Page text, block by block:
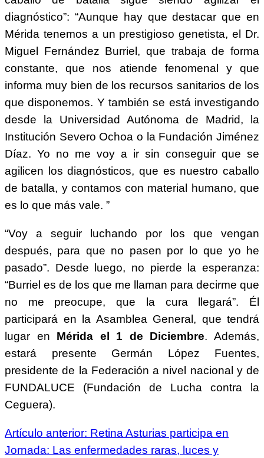
diagnóstico”: “Aunque hay que destacar que en
Mérida tenemos a un prestigioso genetista, el Dr.
Miguel Fernández Burriel, que trabaja de forma
constante, que nos atiende fenomenal y que
informa muy bien de los recursos sanitarios de los
que disponemos. Y también se está investigando
desde la Universidad Autónoma de Madrid, la
Institución Severo Ochoa o la Fundación Jiménez
Díaz. Yo no me voy a ir sin conseguir que se
agilicen los diagnósticos, que es nuestro caballo
de batalla, y contamos con material humano, que
es lo que más vale. ”
“Voy a seguir luchando por los que vengan
después, para que no pasen por lo que yo he
pasado”. Desde luego, no pierde la esperanza:
“Burriel es de los que me llaman para decirme que
no me preocupe, que la cura llegará”. Él
participará en la Asamblea General, que tendrá
lugar en Mérida el 1 de Diciembre. Además,
estará presente Germán López Fuentes,
presidente de la Federación a nivel nacional y de
FUNDALUCE (Fundación de Lucha contra la
Ceguera).
Artículo anterior: Retina Asturias participa en
Jornada: Las enfermedades raras, luces y